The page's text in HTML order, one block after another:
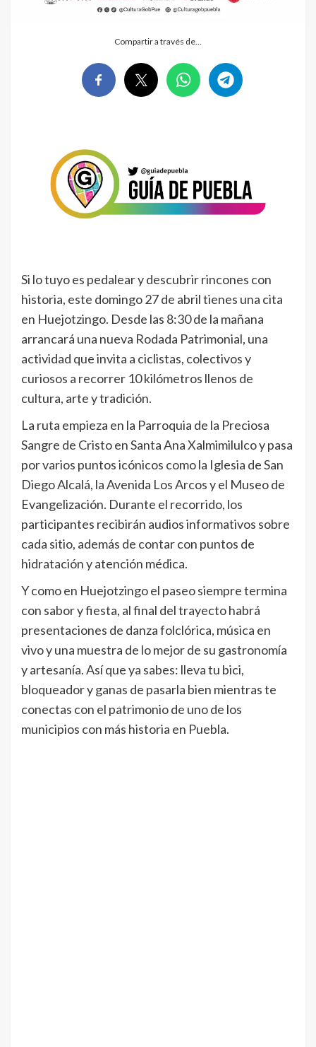
Compartir a través de…
Si lo tuyo es pedalear y descubrir rincones con
historia, este domingo 27 de abril tienes una cita
en Huejotzingo. Desde las 8:30 de la mañana
arrancará una nueva Rodada Patrimonial, una
actividad que invita a ciclistas, colectivos y
curiosos a recorrer 10 kilómetros llenos de
cultura, arte y tradición.
La ruta empieza en la Parroquia de la Preciosa
Sangre de Cristo en Santa Ana Xalmimilulco y pasa
por varios puntos icónicos como la Iglesia de San
Diego Alcalá, la Avenida Los Arcos y el Museo de
Evangelización. Durante el recorrido, los
participantes recibirán audios informativos sobre
cada sitio, además de contar con puntos de
hidratación y atención médica.
Y como en Huejotzingo el paseo siempre termina
con sabor y fiesta, al final del trayecto habrá
presentaciones de danza folclórica, música en
vivo y una muestra de lo mejor de su gastronomía
y artesanía. Así que ya sabes: lleva tu bici,
bloqueador y ganas de pasarla bien mientras te
conectas con el patrimonio de uno de los
municipios con más historia en Puebla.